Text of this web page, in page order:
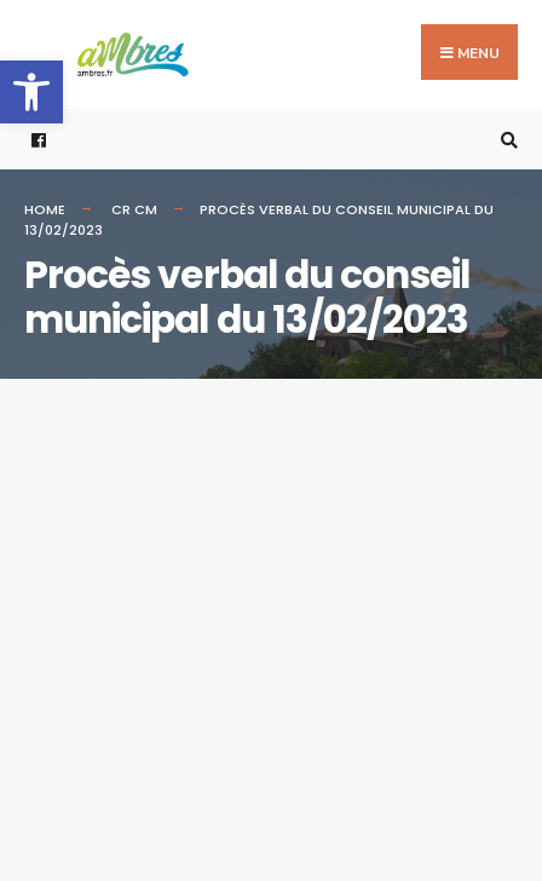
Ouvrir la barre d’outils
to
content
MENU
HOME CR CM
PROCÈS VERBAL DU CONSEIL MUNICIPAL DU
13/02/2023
Procès verbal du conseil
municipal du 13/02/2023
for: